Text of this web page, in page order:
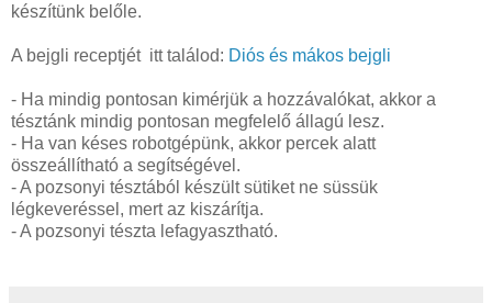
készítünk belőle.
A bejgli receptjét itt találod: Diós és mákos bejgli
- Ha mindig pontosan kimérjük a hozzávalókat, akkor a
tésztánk mindig pontosan megfelelő állagú lesz.
- Ha van késes robotgépünk, akkor percek alatt
összeállítható a segítségével.
- A pozsonyi tésztából készült sütiket ne süssük
légkeveréssel, mert az kiszárítja.
- A pozsonyi tészta lefagyasztható.